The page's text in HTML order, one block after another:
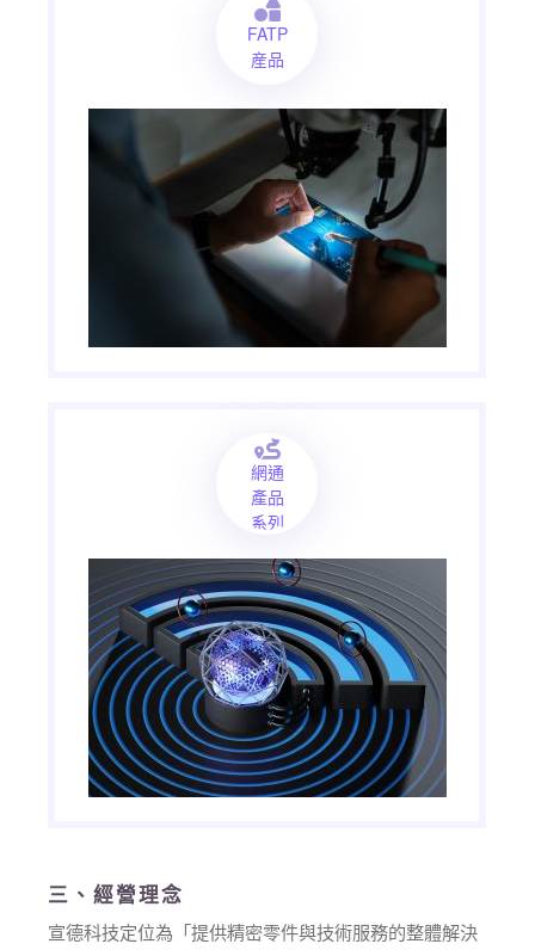
FATP
産品
網通
產品
系列
三、經營理念
宣德科技定位為「提供精密零件與技術服務的整體解決